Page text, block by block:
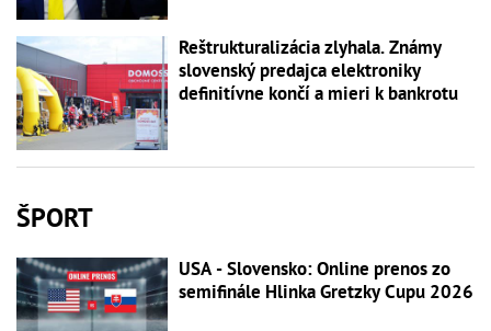
Reštrukturalizácia zlyhala. Známy
slovenský predajca elektroniky
definitívne končí a mieri k bankrotu
ŠPORT
USA - Slovensko: Online prenos zo
semifinále Hlinka Gretzky Cupu 2026